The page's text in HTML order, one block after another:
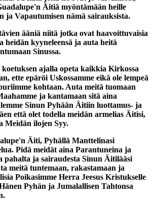
Äitiä myöntämään heille
ja Vapautumisen nämä sairauksista.
ääniä niitä jotka ovat haavoittuvaisia
heidän kyyneleensä ja auta heitä
Sinussa.
koetuksen ajalla opeta kaikkia Kirkossa
ette epäröi Uskossamme eikä ole lempeä
kohtaan. Auta meitä tuomaan
ja kantamaan sitä aina
Sinun Pyhään Äitiin luottamus- ja
että olet todella meidän armelias Äitisi,
Meidän ilojen Syy.
Äiti, Pyhällä Manttelinasi
Pidä meidät aina Parantuneina ja
pahalta ja sairaudesta Sinun Äitilääsi
meitä tuntemaan, rakastamaan ja
Poikasimme Herra Jeesus Kristukselle
Pyhän ja Jumalallisen Tahtonsa